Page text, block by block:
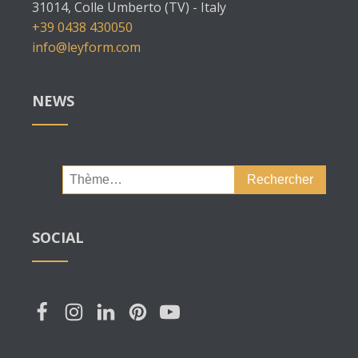
31014, Colle Umberto (TV) - Italy
+39 0438 430050
info@leyform.com
NEWS
Rechercher :
SOCIAL